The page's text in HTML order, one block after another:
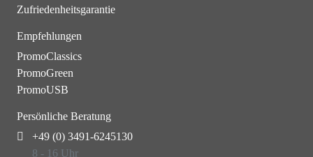
Zufriedenheitsgarantie
Empfehlungen
PromoClassics
PromoGreen
PromoUSB
Persönliche Beratung
+49 (0) 3491-6245130
8 - 16 Uhr